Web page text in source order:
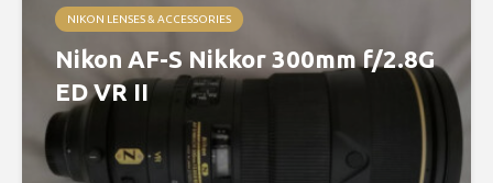
NIKON LENSES & ACCESSORIES
Nikon AF-S Nikkor 300mm f/2.8G
ED VR II